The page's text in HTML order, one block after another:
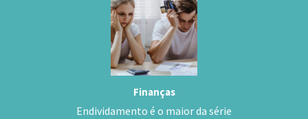
Finanças
Endividamento é o maior da série